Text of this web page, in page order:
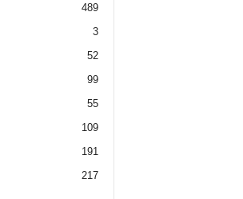
489
3
52
99
55
109
191
217